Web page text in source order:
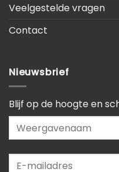
Veelgestelde vragen
Contact
Nieuwsbrief
Blijf op de hoogte en